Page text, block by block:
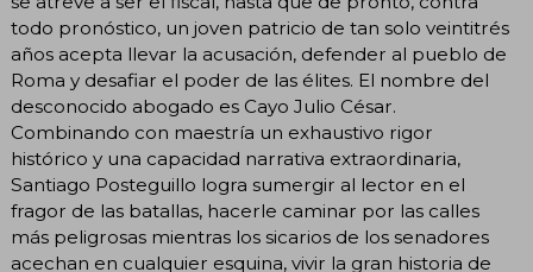
todo pronóstico, un joven patricio de tan solo veintitrés
años acepta llevar la acusación, defender al pueblo de
Roma y desafiar el poder de las élites. El nombre del
desconocido abogado es Cayo Julio César.
Combinando con maestría un exhaustivo rigor
histórico y una capacidad narrativa extraordinaria,
Santiago Posteguillo logra sumergir al lector en el
fragor de las batallas, hacerle caminar por las calles
más peligrosas mientras los sicarios de los senadores
acechan en cualquier esquina, vivir la gran historia de